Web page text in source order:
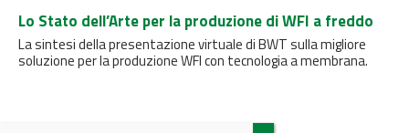
Lo Stato dell’Arte per la produzione di WFI a freddo
La sintesi della presentazione virtuale di BWT sulla migliore
soluzione per la produzione WFI con tecnologia a membrana.